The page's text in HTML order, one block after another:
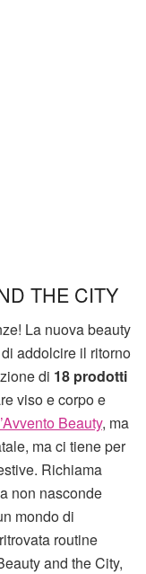
THE CITY
La nuova beauty
addolcire il ritorno
di 18 prodotti
viso e corpo e
Beauty, ma
ma ci tiene per
Richiama
non nasconde
mondo di
routine
and the City,